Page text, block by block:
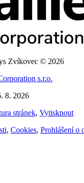
Zvíkovec © 2026
s.r.o.
8. 2026
stránek, Vytisknout
, Cookies, Prohlášení o